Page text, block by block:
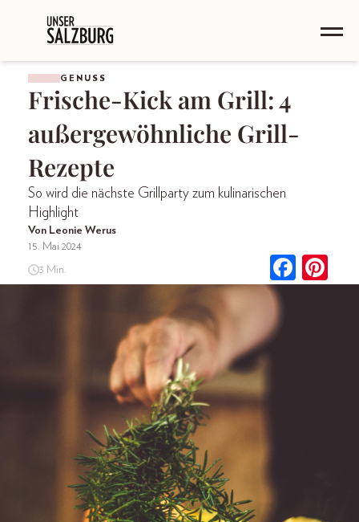
GENUSS
Frische-Kick am Grill: 4
außergewöhnliche Grill-
Rezepte
So wird die nächste Grillparty zum kulinarischen
Highlight
Von Leonie Werus
15. Mai 2024
3 Min.